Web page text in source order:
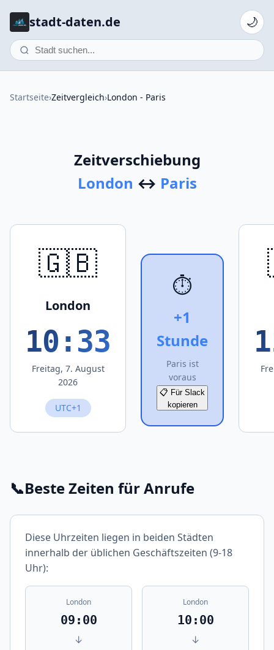
stadt-daten.de 🌙
Startseite›Zeitvergleich›London - Paris
Zeitverschiebung
London ↔ Paris
🇬🇧
London
10:33
Freitag, 7. August
2026
UTC+1
⏱️
+1
Stunde
Paris ist
voraus
📋 Für Slack
kopieren
📞Beste Zeiten für Anrufe
Diese Uhrzeiten liegen in beiden Städten
innerhalb der üblichen Geschäftszeiten (9-18
Uhr):
London
09:00
↓
London
10:00
↓